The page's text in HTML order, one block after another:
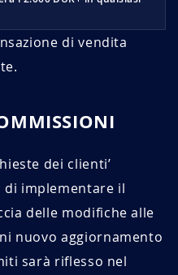
di vendita
dei clienti’
di implementare il
delle modifiche alle
nuovo aggiornamento
sarà riflesso nel